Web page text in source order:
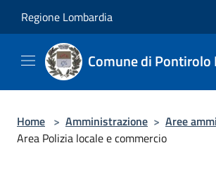
Regione Lombardia
Comune di Pontirolo
Home > Amministrazione > Aree
Area Polizia locale e commercio